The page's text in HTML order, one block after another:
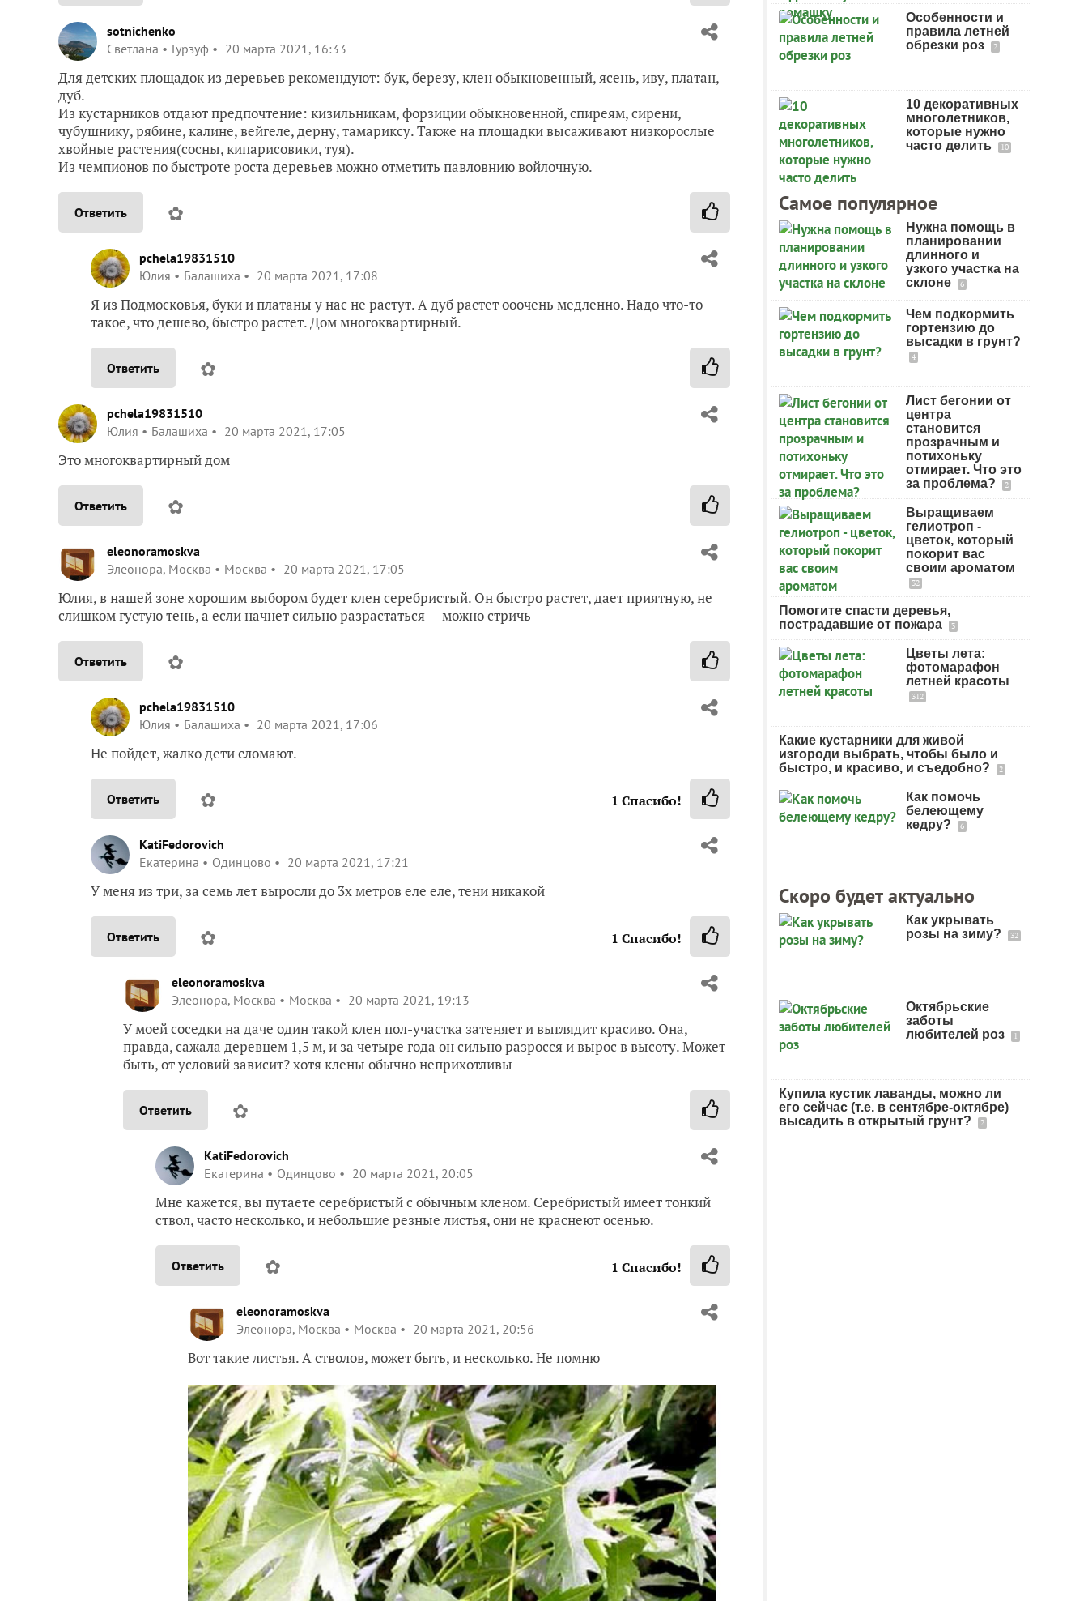
sotnichenko
Светлана
Гурзуф 20 марта 2021, 16:33
Для детских площадок из деревьев рекомендуют: бук, березу, клен обыкновенный, ясень, иву, платан,
дуб.
Из кустарников отдают предпочтение: кизильникам, форзиции обыкновенной, спиреям, сирени,
чубушнику, рябине, калине, вейгеле, дерну, тамариксу. Также на площадки высаживают низкорослые
хвойные растения(сосны, кипарисовики, туя).
Из чемпионов по быстроте роста деревьев можно отметить павловнию войлочную.
Ответить ✿
pchela19831510
Юлия
Балашиха 20 марта 2021, 17:08
Я из Подмосковья, буки и платаны у нас не растут. А дуб растет ооочень медленно. Надо что-то
такое, что дешево, быстро растет. Дом многоквартирный.
Ответить ✿
pchela19831510
Юлия
Балашиха 20 марта 2021, 17:05
Это многоквартирный дом
Ответить ✿
eleonoramoskva
Элеонора, Москва
Москва 20 марта 2021, 17:05
Юлия, в нашей зоне хорошим выбором будет клен серебристый. Он быстро растет, дает приятную, не
слишком густую тень, а если начнет сильно разрастаться — можно стричь
Ответить ✿
pchela19831510
Юлия
Балашиха 20 марта 2021, 17:06
Не пойдет, жалко дети сломают.
Ответить ✿ 1 Спасибо!
KatiFedorovich
Екатерина
Одинцово 20 марта 2021, 17:21
У меня из три, за семь лет выросли до 3х метров еле еле, тени никакой
Ответить ✿ 1 Спасибо!
eleonoramoskva
Элеонора, Москва
Москва 20 марта 2021, 19:13
У моей соседки на даче один такой клен пол-участка затеняет и выглядит красиво. Она,
правда, сажала деревцем 1,5 м, и за четыре года он сильно разросся и вырос в высоту. Может
быть, от условий зависит? хотя клены обычно неприхотливы
Ответить ✿
KatiFedorovich
Екатерина
Одинцово 20 марта 2021, 20:05
Мне кажется, вы путаете серебристый с обычным кленом. Серебристый имеет тонкий
ствол, часто несколько, и небольшие резные листья, они не краснеют осенью.
Ответить ✿ 1 Спасибо!
eleonoramoskva
Элеонора, Москва
Москва 20 марта 2021, 20:56
Вот такие листья. А стволов, может быть, и несколько. Не помню
Особенности и
правила летней
обрезки роз
2
10 декоративных
многолетников,
которые нужно
часто делить
10
Самое популярное
Нужна помощь в
планировании
длинного и
узкого участка на
склоне
6
Чем подкормить
гортензию до
высадки в грунт?
4
Лист бегонии от
центра
становится
прозрачным и
потихоньку
отмирает. Что это
за проблема?
2
Выращиваем
гелиотроп -
цветок, который
покорит вас
своим ароматом
32
Помогите спасти деревья,
пострадавшие от пожара
3
Цветы лета:
фотомарафон
летней красоты
312
Какие кустарники для живой
изгороди выбрать, чтобы было и
быстро, и красиво, и съедобно?
2
Как помочь
белеющему
кедру?
6
Скоро будет актуально
Как укрывать
розы на зиму?
32
Октябрьские
заботы
любителей роз
1
Купила кустик лаванды, можно ли
его сейчас (т.е. в сентябре-октябре)
высадить в открытый грунт?
2